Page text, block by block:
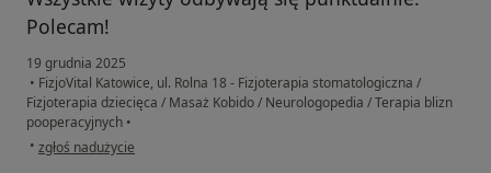
Polecam!
19 grudnia 2025
• FizjoVital Katowice, ul. Rolna 18 - Fizjoterapia stomatologiczna /
Fizjoterapia dziecięca / Masaż Kobido / Neurologopedia / Terapia blizn
pooperacyjnych •
• w opinii użytkownika Marta
zgłoś nadużycie